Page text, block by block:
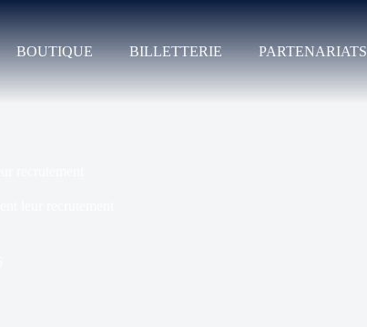
BOUTIQUE BILLETTERIE PARTENARIATS